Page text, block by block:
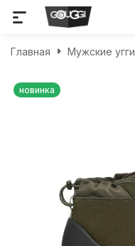
Главная Мужские угги
новинка